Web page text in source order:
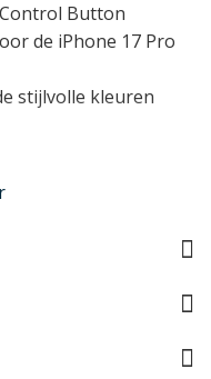
Button
de iPhone 17 Pro
stijlvolle kleuren
de achterzijde van de
accessoires